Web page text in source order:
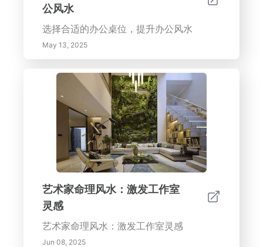
公风水
选择合适的办公桌位，提升办公风水
May 13, 2025
艺术家命理风水：激发工作室
灵感
艺术家命理风水：激发工作室灵感
Jun 08, 2025